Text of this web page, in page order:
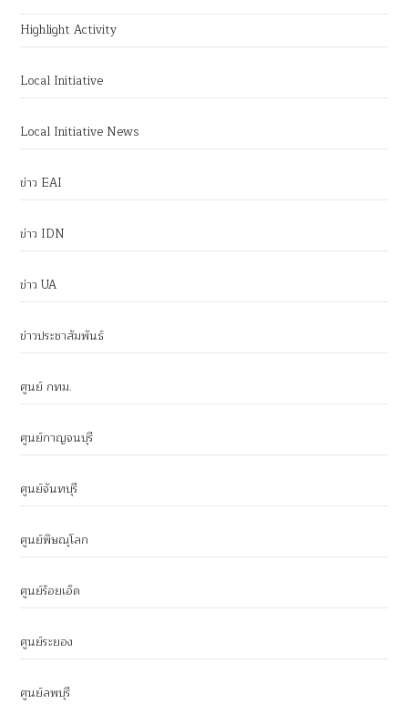
Highlight Activity
Local Initiative
Local Initiative News
ข่าว EAI
ข่าว IDN
ข่าว UA
ข่าวประชาสัมพันธ์
ศูนย์ กทม.
ศูนย์กาญจนบุรี
ศูนย์จันทบุรี
ศูนย์พิษณุโลก
ศูนย์ร้อยเอ็ด
ศูนย์ระยอง
ศูนย์ลพบุรี